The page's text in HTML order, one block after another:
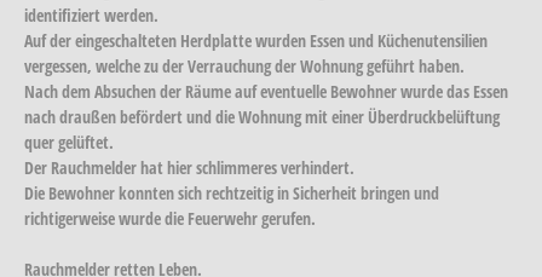
identifiziert werden.
Auf der eingeschalteten Herdplatte wurden Essen und Küchenutensilien
vergessen, welche zu der Verrauchung der Wohnung geführt haben.
Nach dem Absuchen der Räume auf eventuelle Bewohner wurde das Essen
nach draußen befördert und die Wohnung mit einer Überdruckbelüftung
quer gelüftet.
Der Rauchmelder hat hier schlimmeres verhindert.
Die Bewohner konnten sich rechtzeitig in Sicherheit bringen und
richtigerweise wurde die Feuerwehr gerufen.
Rauchmelder retten Leben.